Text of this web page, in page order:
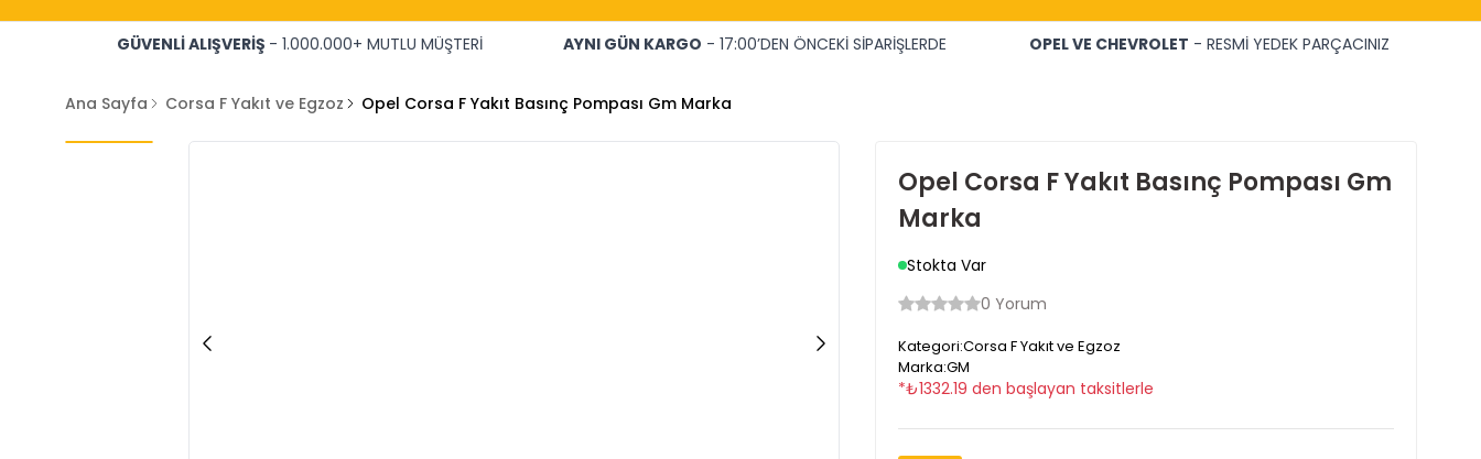
GÜVENLİ ALIŞVERİŞ - 1.000.000+ MUTLU MÜŞTERİ AYNI GÜN KARGO - 17:00’DEN ÖNCEKİ SİPARİŞLERDE OPEL VE CHEVROLET - RESMİ YEDEK PARÇACINIZ
Ana Sayfa Corsa F Yakıt ve Egzoz Opel Corsa F Yakıt Basınç Pompası Gm Marka
Opel Corsa F Yakıt Basınç Pompası Gm
Marka
Stokta Var
0 Yorum
Kategori:Corsa F Yakıt ve Egzoz
Marka:GM
*₺1332.19 den başlayan taksitlerle